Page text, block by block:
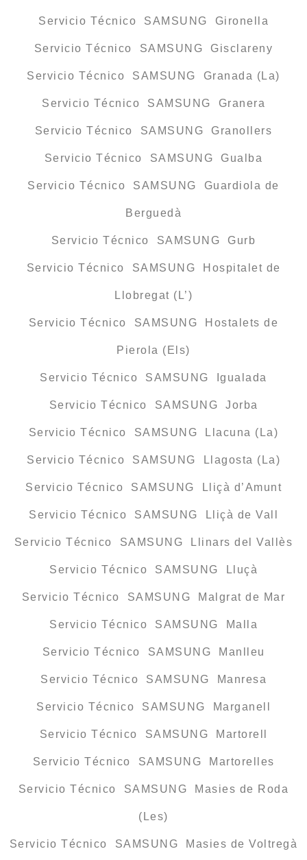
Servicio Técnico SAMSUNG Gironella
Servicio Técnico SAMSUNG Gisclareny
Servicio Técnico SAMSUNG Granada (La)
Servicio Técnico SAMSUNG Granera
Servicio Técnico SAMSUNG Granollers
Servicio Técnico SAMSUNG Gualba
Servicio Técnico SAMSUNG Guardiola de
Berguedà
Servicio Técnico SAMSUNG Gurb
Servicio Técnico SAMSUNG Hospitalet de
Llobregat (L’)
Servicio Técnico SAMSUNG Hostalets de
Pierola (Els)
Servicio Técnico SAMSUNG Igualada
Servicio Técnico SAMSUNG Jorba
Servicio Técnico SAMSUNG Llacuna (La)
Servicio Técnico SAMSUNG Llagosta (La)
Servicio Técnico SAMSUNG Lliçà d’Amunt
Servicio Técnico SAMSUNG Lliçà de Vall
Servicio Técnico SAMSUNG Llinars del Vallès
Servicio Técnico SAMSUNG Lluçà
Servicio Técnico SAMSUNG Malgrat de Mar
Servicio Técnico SAMSUNG Malla
Servicio Técnico SAMSUNG Manlleu
Servicio Técnico SAMSUNG Manresa
Servicio Técnico SAMSUNG Marganell
Servicio Técnico SAMSUNG Martorell
Servicio Técnico SAMSUNG Martorelles
Servicio Técnico SAMSUNG Masies de Roda
(Les)
Servicio Técnico SAMSUNG Masies de Voltregà